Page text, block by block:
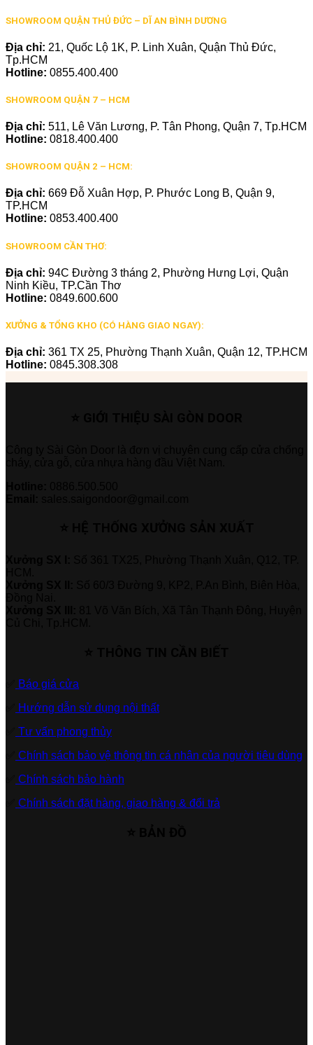
SHOWROOM QUẬN THỦ ĐỨC – DĨ AN BÌNH DƯƠNG
Địa chỉ: 21, Quốc Lộ 1K, P. Linh Xuân, Quận Thủ Đức,
Tp.HCM
Hotline: 0855.400.400
SHOWROOM QUẬN 7 – HCM
Địa chỉ: 511, Lê Văn Lương, P. Tân Phong, Quận 7, Tp.HCM
Hotline: 0818.400.400
SHOWROOM QUẬN 2 – HCM:
Địa chỉ: 669 Đỗ Xuân Hợp, P. Phước Long B, Quận 9,
TP.HCM
Hotline: 0853.400.400
SHOWROOM CẦN THƠ:
Địa chỉ: 94C Đường 3 tháng 2, Phường Hưng Lợi, Quận
Ninh Kiều, TP.Cần Thơ
Hotline: 0849.600.600
XƯỞNG & TỔNG KHO (CÓ HÀNG GIAO NGAY):
Địa chỉ: 361 TX 25, Phường Thạnh Xuân, Quận 12, TP.HCM
Hotline: 0845.308.308
Báo giá cửa
Hướng dẫn sử dụng nội thất
Tư vấn phong thủy
Chính sách bảo vệ thông tin cá nhân của người tiêu dùng
Chính sách bảo hành
Chính sách đặt hàng, giao hàng & đổi trả